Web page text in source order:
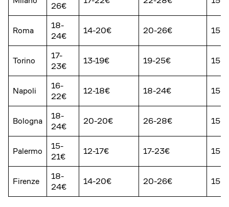
26€
Roma
18-
24€
14-20€ 20-26€ 15-
Torino
17-
23€
13-19€ 19-25€ 15-
Napoli
16-
22€
12-18€ 18-24€ 15-
Bologna
18-
24€
20-20€ 26-28€ 15-
Palermo
15-
21€
12-17€ 17-23€ 15-
Firenze
18-
24€
14-20€ 20-26€ 15-